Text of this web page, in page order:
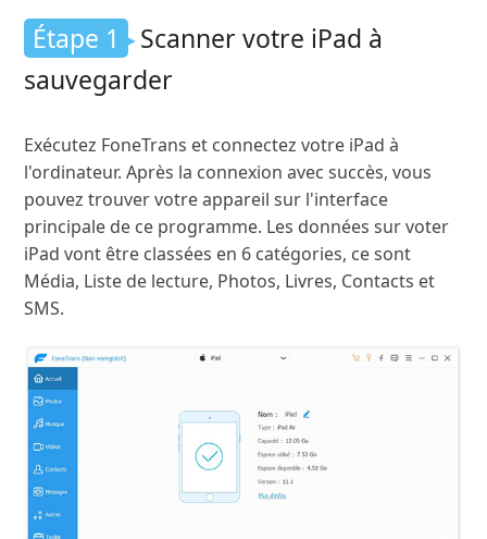
Étape 1
Scanner votre iPad à
sauvegarder
Exécutez FoneTrans et connectez votre iPad à
l'ordinateur. Après la connexion avec succès, vous
pouvez trouver votre appareil sur l'interface
principale de ce programme. Les données sur voter
iPad vont être classées en 6 catégories, ce sont
Média, Liste de lecture, Photos, Livres, Contacts et
SMS.